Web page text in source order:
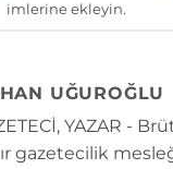
imlerine ekleyin.
UĞUROĞLU
YAZAR -
gazetecilik